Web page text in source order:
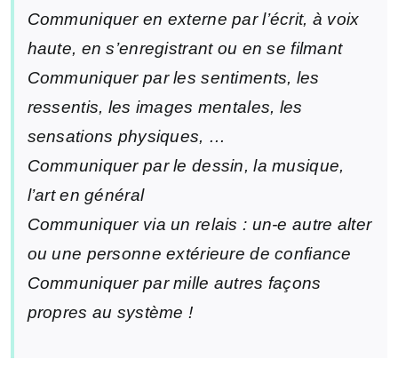
Communiquer en externe par l’écrit, à voix
haute, en s’enregistrant ou en se filmant
Communiquer par les sentiments, les
ressentis, les images mentales, les
sensations physiques, …
Communiquer par le dessin, la musique,
l’art en général
Communiquer via un relais : un-e autre alter
ou une personne extérieure de confiance
Communiquer par mille autres façons
propres au système !